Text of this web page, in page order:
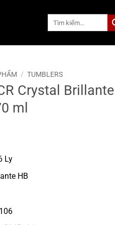
/ TUMBLERS
Crystal
ml
Ly
HB